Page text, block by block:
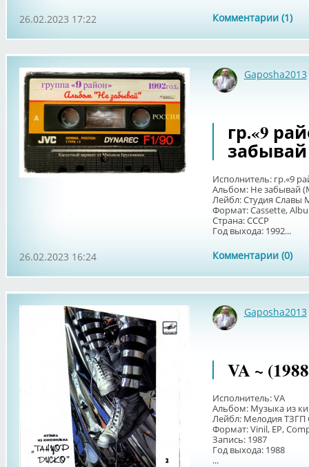
Комментарии (1)
26.02.2023 17:22
Gaposha2013
гр.«9
Исполнитель: гр.«9
Альбом: Не забывай
Лейбл: Студия Славы
Формат: Cassette,
Страна: СССР
Год выхода: 1992...
Комментарии (0)
26.02.2023 16:24
Gaposha2013
VA ~
Исполнитель: VA
Альбом: Музыка из
Лейбл: Мелодия ТЗГП
Формат: Vinil, EP,
Запись: 1987
Год выхода: 1988
...